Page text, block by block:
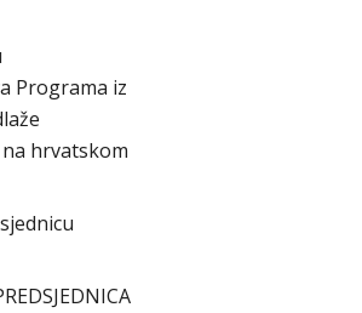
Programa iz
hrvatskom